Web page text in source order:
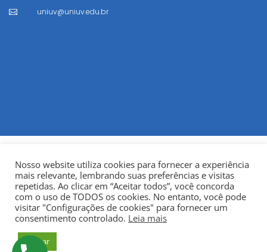
 uniuv@uniuv.edu.br
© Copyright 2022Fundação Municipal Centro Universitário
da Cidade de União da Vitória – UNIUV
Nosso website utiliza cookies para fornecer a experiência
mais relevante, lembrando suas preferências e visitas
repetidas. Ao clicar em “Aceitar todos”, você concorda
com o uso de TODOS os cookies. No entanto, você pode
visitar "Configurações de cookies" para fornecer um
consentimento controlado. Leia mais
Aceitar